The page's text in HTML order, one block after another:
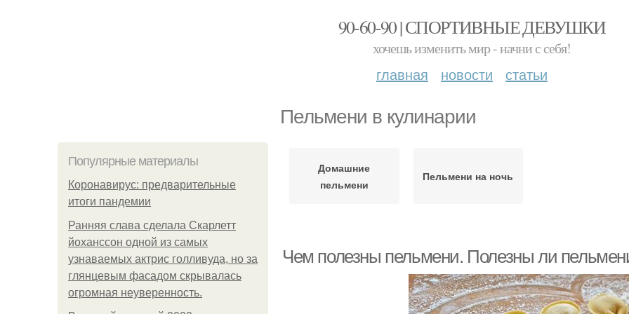
90-60-90 | СПОРТИВНЫЕ ДЕВУШКИ
хочешь изменить мир - начни с себя!
главная новости статьи
Пельмени в кулинарии
Популярные материалы
Коронавирус: предварительные
итоги пандемии
Ранняя слава сделала Скарлетт
йоханссон одной из самых
узнаваемых актрис голливуда, но за
глянцевым фасадом скрывалась
огромная неуверенность.
Домашние
пельмени
Пельмени на ночь
Чем полезны пельмени. Полезны ли